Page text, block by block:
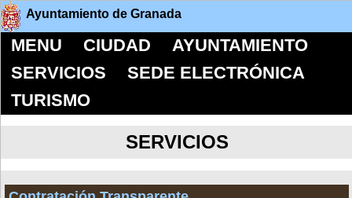
Ayuntamiento de Granada
MENU CIUDAD
AYUNTAMIENTO
SERVICIOS
SEDE ELECTRÓNICA
TURISMO
SERVICIOS